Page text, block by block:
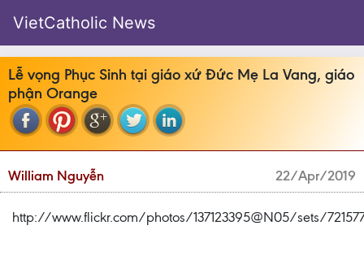
VietCatholic News
Lễ vọng Phục Sinh tại giáo xứ Đức Mẹ La Vang, giáo
phận Orange
William Nguyễn 22/Apr/2019
http://www.flickr.com/photos/137123395@N05/sets/